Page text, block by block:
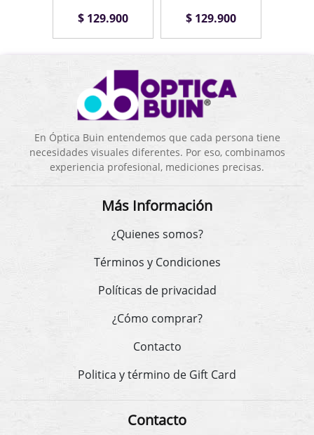
$ 129.900 $ 129.900
En Óptica Buin entendemos que cada persona tiene
necesidades visuales diferentes. Por eso, combinamos
experiencia profesional, mediciones precisas.
Más Información
¿Quienes somos?
Términos y Condiciones
Políticas de privacidad
¿Cómo comprar?
Contacto
Politica y término de Gift Card
Contacto